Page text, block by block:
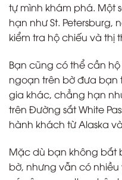
tự mình khám phá. Một
hạn như St. Petersburg,
kiểm tra hộ chiếu và thị
Bạn cũng có thể cần
ngoạn trên bờ đưa bạn
gia khác, chẳng hạn
trên Đường sắt White
hành khách từ Alaska
Mặc dù bạn không bắt
bờ, nhưng vẫn có nhiều